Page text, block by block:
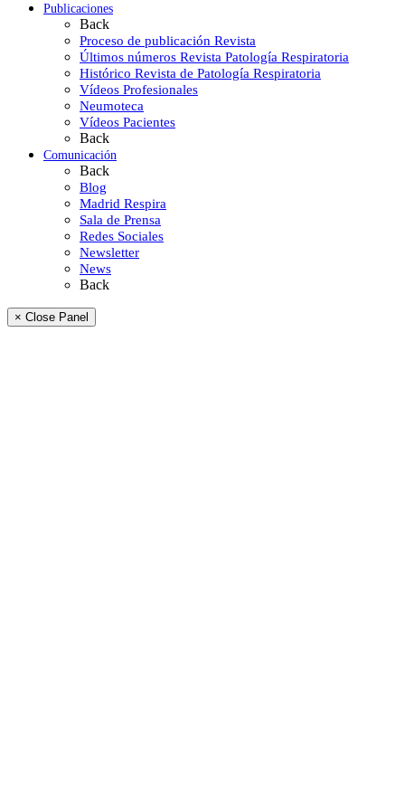
Publicaciones
Back
Proceso de publicación Revista
Últimos números Revista Patología Respiratoria
Histórico Revista de Patología Respiratoria
Vídeos Profesionales
Neumoteca
Vídeos Pacientes
Back
Comunicación
Back
Blog
Madrid Respira
Sala de Prensa
Redes Sociales
Newsletter
News
Back
× Close Panel